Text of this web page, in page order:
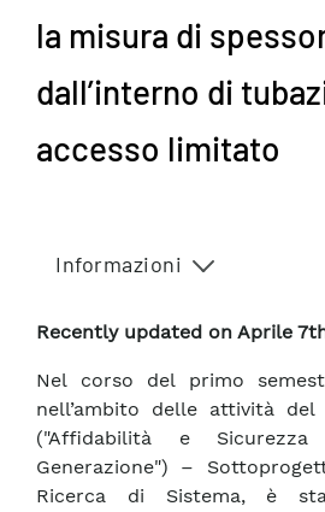
la misura di
dall’interno di
accesso limitato
Informazioni
Recently updated on Aprile
Nel corso del primo
nell’ambito delle attività del
("Affidabilità e
Generazione") –
Ricerca di Sistema, è